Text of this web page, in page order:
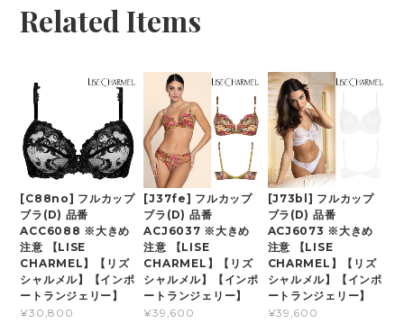
Related Items
[C88no] フルカップ
ブラ(D) 品番
ACC6088 ※大きめ
注意 【LISE
CHARMEL】【リズ
シャルメル】【インポ
ートランジェリー】
¥30,800
[J37fe] フルカップ
ブラ(D) 品番
ACJ6037 ※大きめ
注意 【LISE
CHARMEL】【リズ
シャルメル】【インポ
ートランジェリー】
¥39,600
[J73bl] フルカップ
ブラ(D) 品番
ACJ6073 ※大きめ
注意 【LISE
CHARMEL】【リズ
シャルメル】【インポ
ートランジェリー】
¥39,600